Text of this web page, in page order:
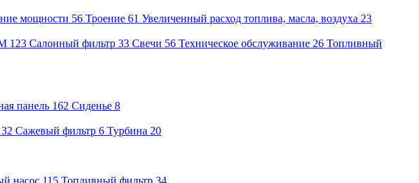
мощности 56 Троение 61 Увеличенный расход топлива, масла, воздуха 23
123 Салонный фильтр 33 Свечи 56 Техническое обслуживание 26 Топливный
панель 162 Сиденье 8
32 Сажевый фильтр 6 Турбина 20
насос 115 Топливный фильтр 34